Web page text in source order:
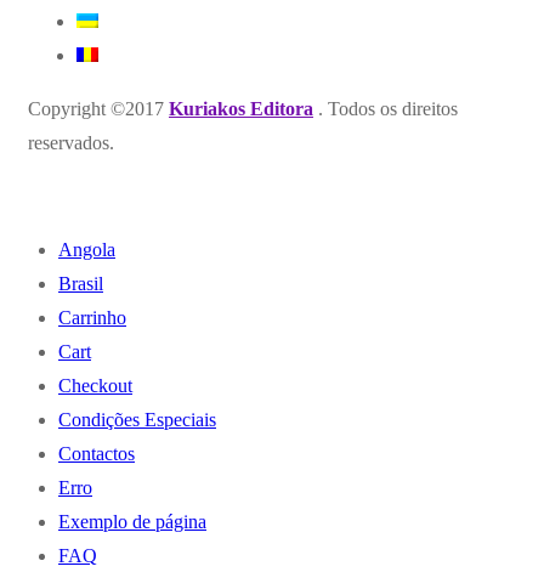
Copyright ©2017 Kuriakos Editora . Todos os direitos
reservados.
Angola
Brasil
Carrinho
Cart
Checkout
Condições Especiais
Contactos
Erro
Exemplo de página
FAQ